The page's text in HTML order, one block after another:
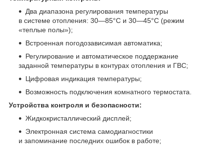
Два диапазона регулирования температуры
в системе отопления: 30—85°С и 30—45°С (режим
«теплые полы»);
Встроенная погодозависимая автоматика;
Регулирование и автоматическое поддержание
заданной температуры в контурах отопления и ГВС;
Цифровая индикация температуры;
Возможность подключения комнатного термостата.
Устройства контроля и безопасности:
Жидкокристаллический дисплей;
Электронная система самодиагностики
и запоминание последних ошибок в работе;